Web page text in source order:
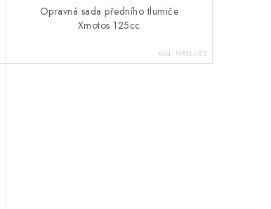
Opravná sada předního tlumiče
Xmotos 125cc
Kód: MRSLL-92